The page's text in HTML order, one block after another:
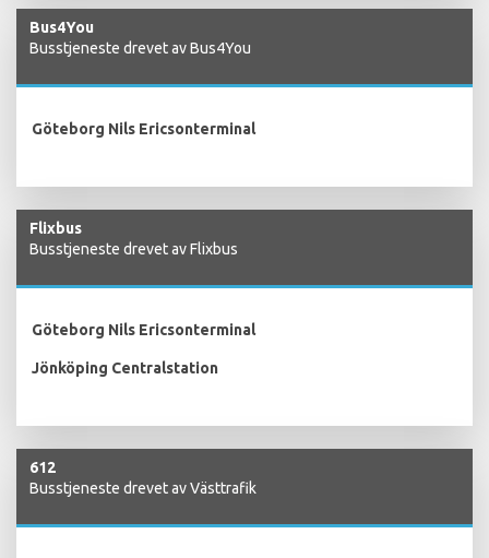
Bus4You
Busstjeneste drevet av Bus4You
Göteborg Nils Ericsonterminal
Flixbus
Busstjeneste drevet av Flixbus
Göteborg Nils Ericsonterminal
Jönköping Centralstation
612
Busstjeneste drevet av Västtrafik